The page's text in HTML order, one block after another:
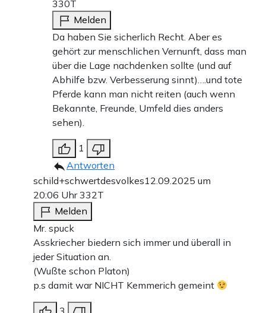
330T
Melden
Da haben Sie sicherlich Recht. Aber es
gehört zur menschlichen Vernunft, dass man
über die Lage nachdenken sollte (und auf
Abhilfe bzw. Verbesserung sinnt)….und tote
Pferde kann man nicht reiten (auch wenn
Bekannte, Freunde, Umfeld dies anders
sehen).
1
Antworten
schild+schwertdesvolkes12.09.2025 um
20:06 Uhr332T
Melden
Mr. spuck
Asskriecher biedern sich immer und überall in
jeder Situation an.
(Wußte schon Platon)
p.s damit war NICHT Kemmerich gemeint